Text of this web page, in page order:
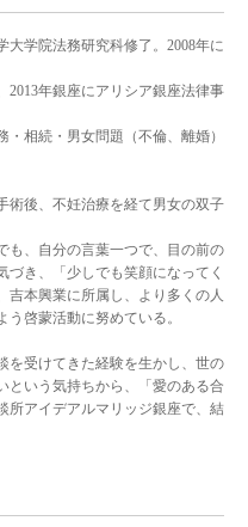
大学院法務研究科修了。2008年に
2013年銀座にアリシア銀座法律事
相続・男女問題（不倫、離婚）
術後、不妊治療を経て男女の双子
も、自分の言葉一つで、目の前の
づき、「少しでも笑顔になってく
吉本興業に所属し、より多くの人
啓蒙活動に努めている。
を受けてきた経験を生かし、世の
という気持ちから、「愛のある合
所アイデアルマリッジ銀座で、結